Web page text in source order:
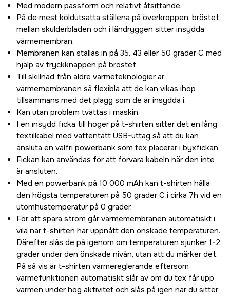
Med modern passform och relativt åtsittande.
På de mest köldutsatta ställena på överkroppen, bröstet,
mellan skulderbladen och i ländryggen sitter insydda
värmemembran.
Membranen kan ställas in på 35, 43 eller 50 grader C med
hjälp av tryckknappen på bröstet
Till skillnad från äldre värmeteknologier är
värmemembranen så flexibla att de kan vikas ihop
tillsammans med det plagg som de är insydda i.
Kan utan problem tvättas i maskin.
I en insydd ficka till höger på t-shirten sitter det en lång
textilkabel med vattentätt USB-uttag så att du kan
ansluta en valfri powerbank som tex placerar i byxfickan.
Fickan kan användas för att förvara kabeln när den inte
är ansluten.
Med en powerbank på 10 000 mAh kan t-shirten hålla
den högsta temperaturen på 50 grader C i cirka 7h vid en
utomhustemperatur på 0 grader.
För att spara ström går värmemembranen automatiskt i
vila när t-shirten har uppnått den önskade temperaturen.
Därefter slås de på igenom om temperaturen sjunker 1-2
grader under den önskade nivån, utan att du märker det.
På så vis är t-shirten värmereglerande eftersom
värmefunktionen automatiskt slår av om du tex får upp
värmen under hög aktivitet och slås på igen när du sitter